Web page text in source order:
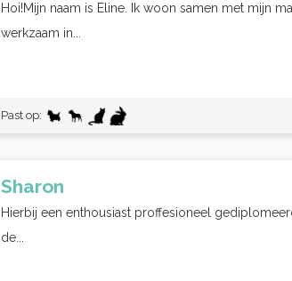
Hoi!Mijn naam is Eline. Ik woon samen met mijn
werkzaam in...
Past op:
Sharon
Hierbij een enthousiast proffesioneel
de...